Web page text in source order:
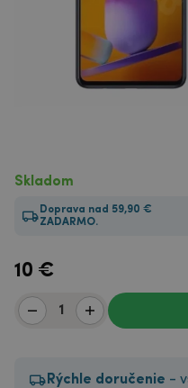
Skladom
Doprava nad 59,90 €
ZADARMO.
10 €
Rýchle doručenie -